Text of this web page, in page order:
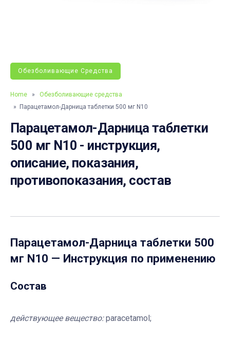
Обезболивающие Средства
Home »
Обезболивающие средства
» Парацетамол-Дарница таблетки 500 мг N10
Парацетамол-Дарница таблетки
500 мг N10 - инструкция,
описание, показания,
противопоказания, состав
Парацетамол-Дарница таблетки 500
мг N10 — Инструкция по применению
Состав
действующее вещество:paracetamol;